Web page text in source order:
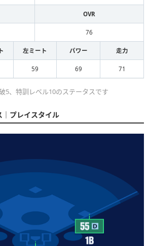
OVR
76
左ミート パワー 走力
59 69 71
5、特訓レベル10のステータスです
プレイスタイル